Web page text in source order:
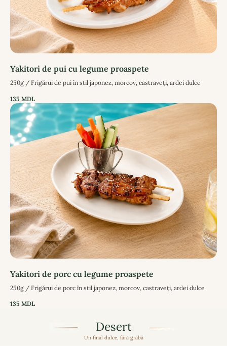
Yakitori de pui cu legume proaspete
250g / Frigărui de pui în stil japonez, morcov, castraveți, ardei dulce
135 MDL
Yakitori de porc cu legume proaspete
250g / Frigărui de porc în stil japonez, morcov, castraveți, ardei dulce
135 MDL
Desert
Un final dulce, fără grabă